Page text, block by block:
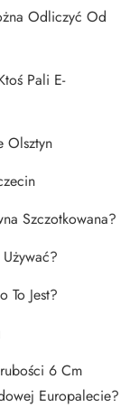
Odliczyć Od
Pali E-
Olsztyn
Szczotkowana?
To Jest?
6 Cm
Europalecie?